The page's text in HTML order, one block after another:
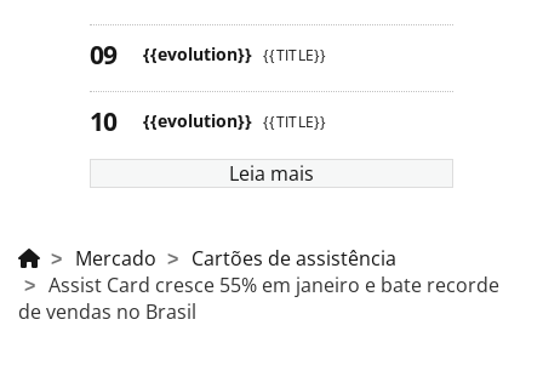
{{evolution}} {{TITLE}}
{{evolution}} {{TITLE}}
Leia mais
Mercado
Cartões de assistência
Assist Card cresce 55% em janeiro e bate recorde
de vendas no Brasil